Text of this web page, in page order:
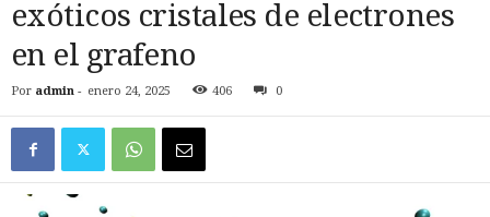
exóticos cristales de electrones
en el grafeno
Por admin - enero 24, 2025 406 0